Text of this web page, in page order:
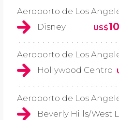
Aeroporto de Los
Disney
US$
Aeroporto de Los
Hollywood Centro
Aeroporto de Los
Beverly Hills/West